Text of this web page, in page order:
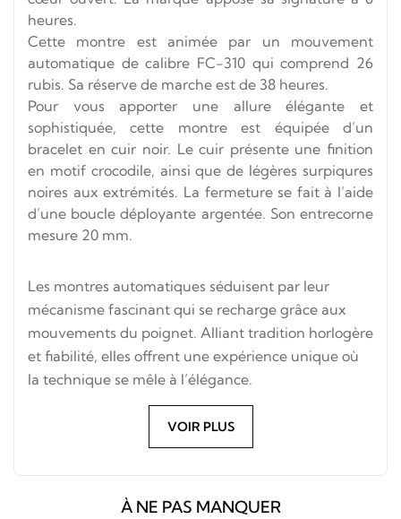
heures.
Cette montre est animée par un mouvement
automatique de calibre FC-310 qui comprend 26
rubis. Sa réserve de marche est de 38 heures.
Pour vous apporter une allure élégante et
sophistiquée, cette montre est équipée d’un
bracelet en cuir noir. Le cuir présente une finition
en motif crocodile, ainsi que de légères surpiqures
noires aux extrémités. La fermeture se fait à l’aide
d’une boucle déployante argentée. Son entrecorne
mesure 20 mm.
Les montres automatiques séduisent par leur
mécanisme fascinant qui se recharge grâce aux
mouvements du poignet. Alliant tradition horlogère
et fiabilité, elles offrent une expérience unique où
la technique se mêle à l’élégance.
VOIR PLUS
À NE PAS MANQUER